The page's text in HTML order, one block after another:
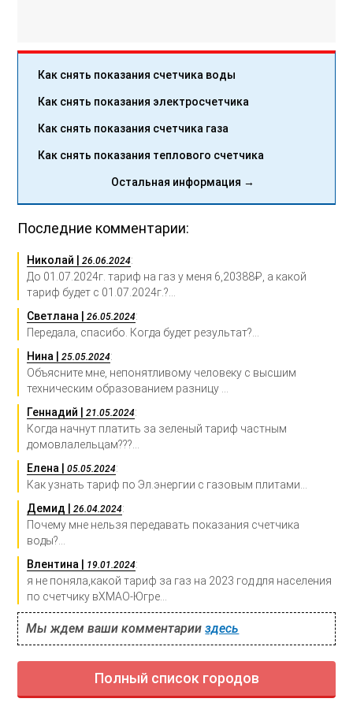
Как снять показания счетчика воды
Как снять показания электросчетчика
Как снять показания счетчика газа
Как снять показания теплового счетчика
Остальная информация →
Последние комментарии:
Николай |26.06.2024:
До 01.07.2024г. тариф на газ у меня 6,20388₽, а какой
тариф будет с 01.07.2024г.?...
Светлана |26.05.2024:
Передала, спасибо. Когда будет результат?...
Нина |25.05.2024:
Объясните мне, непонятливому человеку с высшим
техническим образованием разницу ...
Геннадий |21.05.2024:
Когда начнут платить за зеленый тариф частным
домовлалельцам???...
Елена |05.05.2024:
Как узнать тариф по Эл.энергии с газовым плитами...
Демид |26.04.2024:
Почему мне нельзя передавать показания счетчика
воды?...
Влентина |
19.01.2024:
я не поняла,какой тариф за газ на 2023 год для населения
по счетчику вХМАО-Югре...
Мы ждем ваши комментарииздесь
Полный список городов